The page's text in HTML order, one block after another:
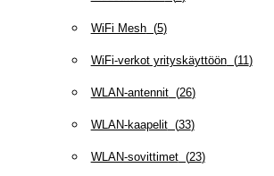
WiFi Mesh(5)
WiFi-verkot yrityskäyttöön(11 )
WLAN-antennit(26)
WLAN-kaapelit(33)
WLAN-sovittimet(23)